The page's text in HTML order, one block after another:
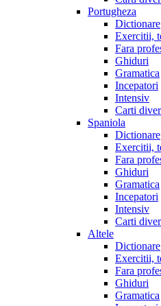
Portugheza
Dictionare
Exercitii,
Fara
Ghiduri
Gramatica
Incepatori
Intensiv
Carti
Spaniola
Dictionare
Exercitii,
Fara
Ghiduri
Gramatica
Incepatori
Intensiv
Carti
Altele
Dictionare
Exercitii,
Fara
Ghiduri
Gramatica